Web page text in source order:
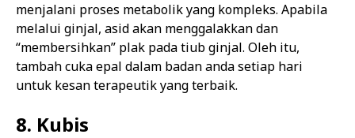
menjalani proses metabolik yang kompleks. Apabila
melalui ginjal, asid akan menggalakkan dan
“membersihkan” plak pada tiub ginjal. Oleh itu,
tambah cuka epal dalam badan anda setiap hari
untuk kesan terapeutik yang terbaik.
8. Kubis